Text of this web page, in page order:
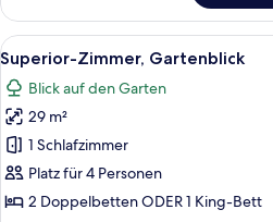
Zimmer,
Gartenblick
Alle
Fotos
für
Superior-
Zimmer,
Gartenblick
anzeigen
8
Superior-Zimmer, Gartenblick
Blick auf den Garten
29 m²
1 Schlafzimmer
Platz für 4 Personen
2 Doppelbetten ODER 1 King-Bett